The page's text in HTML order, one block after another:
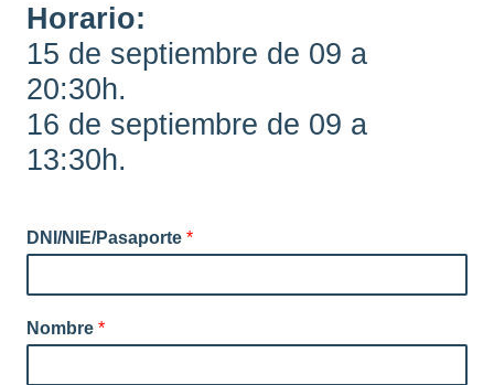
Horario:
15 de septiembre de 09 a
20:30h.
16 de septiembre de 09 a
13:30h.
DNI/NIE/Pasaporte *
Nombre *